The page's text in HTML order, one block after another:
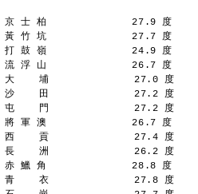
京 士 柏              27.9 度
黃 竹 坑              27.7 度
打 鼓 嶺              24.9 度
流 浮 山              26.7 度
大    埔              27.0 度
沙    田              27.2 度
屯    門              27.2 度
將 軍 澳              26.7 度
西    貢              27.4 度
長    洲              26.2 度
赤 鱲 角              28.8 度
青    衣              27.8 度